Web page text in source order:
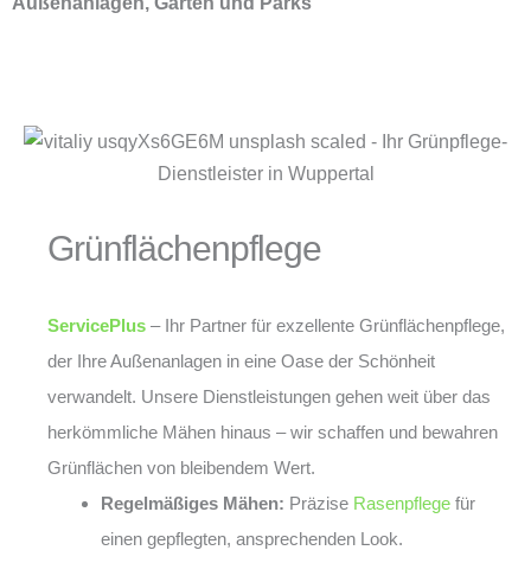
Grünflächenpflege
ServicePlus – Ihr Partner für exzellente Grünflächenpflege,
der Ihre Außenanlagen in eine Oase der Schönheit
verwandelt. Unsere Dienstleistungen gehen weit über das
herkömmliche Mähen hinaus – wir schaffen und bewahren
Grünflächen von bleibendem Wert.
Regelmäßiges Mähen: Präzise Rasenpflege für
einen gepflegten, ansprechenden Look.